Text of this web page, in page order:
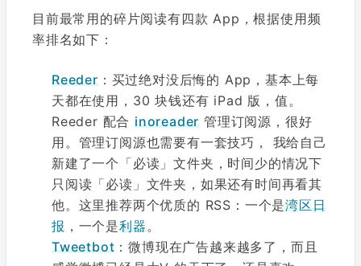
目前最常用的碎片阅读有四款 App，根据使用频
率排名如下：
Reeder：买过绝对没后悔的 App，基本上每
天都在使用，30 块钱还有 iPad 版，值。
Reeder 配合 inoreader 管理订阅源，很好
用。管理订阅源也需要有一套技巧， 我给自己
新建了一个「必读」文件夹，时间少的情况下
只阅读「必读」文件夹，如果还有时间再看其
他。这里推荐两个优质的 RSS：一个是湾区日
报，一个是利器。
Tweetbot ：微博现在广告越来越多了，而且